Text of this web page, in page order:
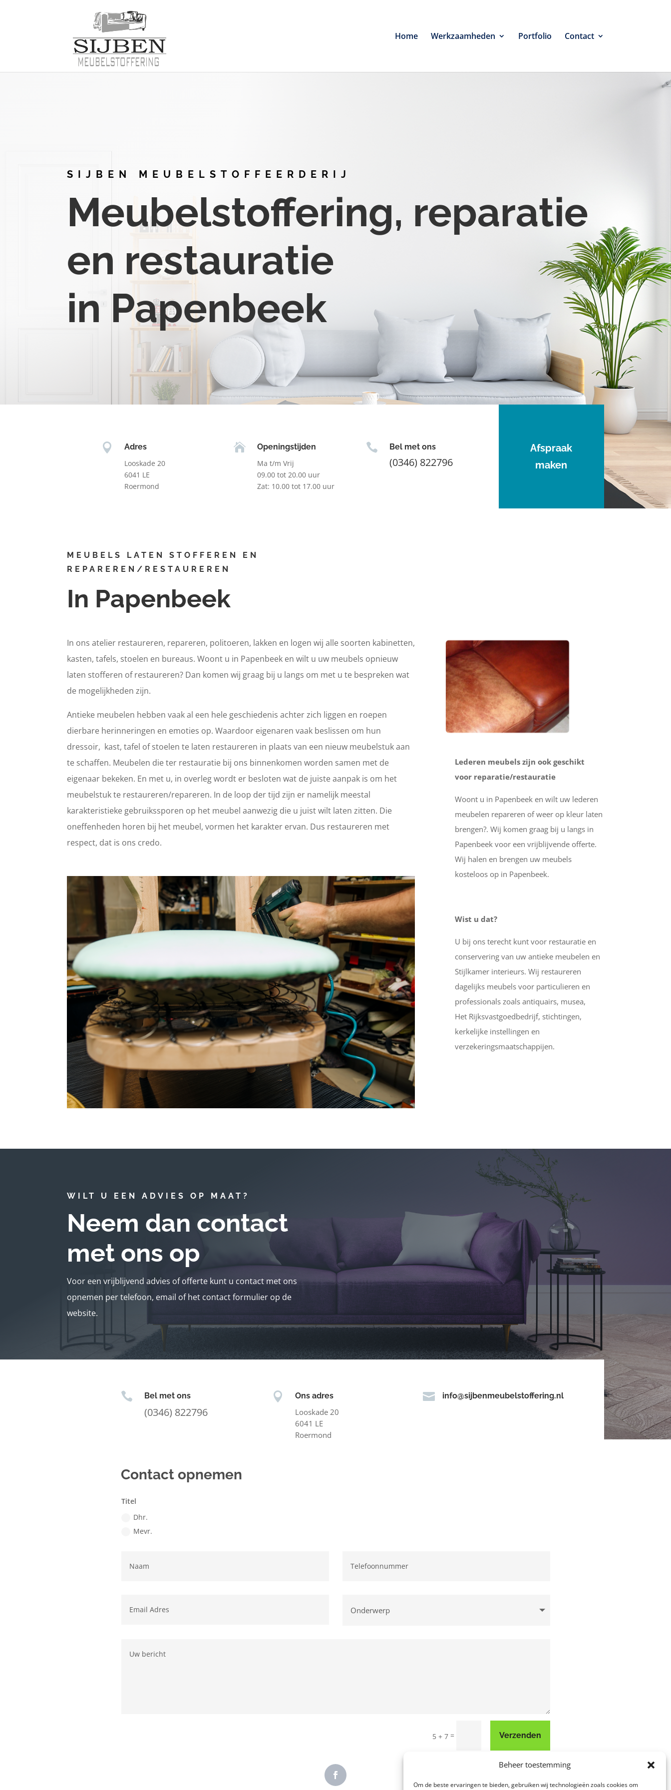
Beheer toestemming
Om de beste ervaringen te bieden, gebruiken wij technologieën zoals cookies om
Home Werkzaamheden Portfolio Contact
SIJBEN MEUBELSTOFFEERDERIJ
Meubelstoffering, reparatie
en restauratie
in Papenbeek

Adres
Looskade 20
6041 LE
Roermond

Openingstijden
Ma t/m Vrij
09.00 tot 20.00 uur
Zat: 10.00 tot 17.00 uur
 Bel met ons
(0346) 822796
Afspraak
maken
MEUBELS LATEN STOFFEREN EN
REPAREREN/RESTAUREREN
In Papenbeek
In ons atelier restaureren, repareren, politoeren, lakken en logen wij alle soorten kabinetten,
kasten, tafels, stoelen en bureaus. Woont u in Papenbeek en wilt u uw meubels opnieuw
laten stofferen of restaureren? Dan komen wij graag bij u langs om met u te bespreken wat
de mogelijkheden zijn.
Antieke meubelen hebben vaak al een hele geschiedenis achter zich liggen en roepen
dierbare herinneringen en emoties op. Waardoor eigenaren vaak beslissen om hun
dressoir, kast, tafel of stoelen te laten restaureren in plaats van een nieuw meubelstuk aan
te schaffen. Meubelen die ter restauratie bij ons binnenkomen worden samen met de
eigenaar bekeken. En met u, in overleg wordt er besloten wat de juiste aanpak is om het
meubelstuk te restaureren/repareren. In de loop der tijd zijn er namelijk meestal
karakteristieke gebruikssporen op het meubel aanwezig die u juist wilt laten zitten. Die
oneffenheden horen bij het meubel, vormen het karakter ervan. Dus restaureren met
respect, dat is ons credo.
Lederen meubels zijn ook geschikt
voor reparatie/restauratie
Woont u in Papenbeek en wilt uw lederen
meubelen repareren of weer op kleur laten
brengen?. Wij komen graag bij u langs in
Papenbeek voor een vrijblijvende offerte.
Wij halen en brengen uw meubels
kosteloos op in Papenbeek.
Wist u dat?
U bij ons terecht kunt voor restauratie en
conservering van uw antieke meubelen en
Stijlkamer interieurs. Wij restaureren
dagelijks meubels voor particulieren en
professionals zoals antiquairs, musea,
Het Rijksvastgoedbedrijf, stichtingen,
kerkelijke instellingen en
verzekeringsmaatschappijen.
WILT U EEN ADVIES OP MAAT?
Neem dan contact
met ons op
Voor een vrijblijvend advies of offerte kunt u contact met ons
opnemen per telefoon, email of het contact formulier op de
website.
 Bel met ons
(0346) 822796
 Ons adres
Looskade 20
6041 LE
Roermond
 info@sijbenmeubelstoffering.nl
Contact opnemen
Titel
Dhr.
Mevr.
5 + 7 = Verzenden